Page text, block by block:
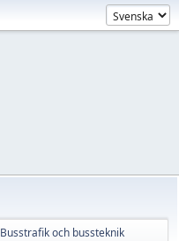
Busstrafik och bussteknik